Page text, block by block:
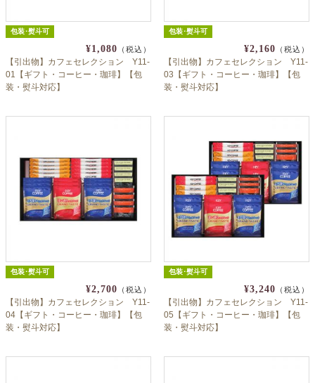
包装･熨斗可
¥1,080 （税込）
【引出物】カフェセレクション Y11-
01【ギフト・コーヒー・珈琲】【包
装・熨斗対応】
包装･熨斗可
¥2,160 （税込）
【引出物】カフェセレクション Y11-
03【ギフト・コーヒー・珈琲】【包
装・熨斗対応】
包装･熨斗可
¥2,700 （税込）
【引出物】カフェセレクション Y11-
04【ギフト・コーヒー・珈琲】【包
装・熨斗対応】
包装･熨斗可
¥3,240 （税込）
【引出物】カフェセレクション Y11-
05【ギフト・コーヒー・珈琲】【包
装・熨斗対応】